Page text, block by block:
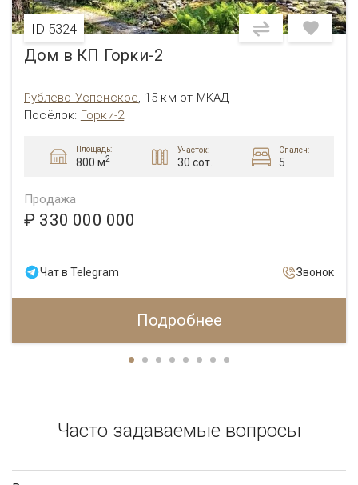
ID 5324
Дом в КП Горки-2
Рублево-Успенское, 15 км от МКАД
Посёлок: Горки-2
Площадь:
800 м2
Участок:
30 сот.
Спален:
5
Продажа
₽ 330 000 000
Чат в Telegram Звонок
Подробнее
Часто задаваемые вопросы